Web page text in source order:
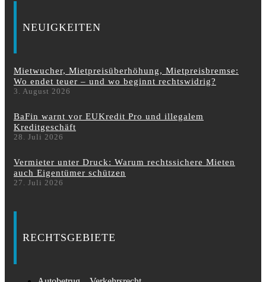
NEUIGKEITEN
Mietwucher, Mietpreisüberhöhung, Mietpreisbremse:
Wo endet teuer – und wo beginnt rechtswidrig?
3. August 2026
BaFin warnt vor EUKredit Pro und illegalem
Kreditgeschäft
28. Juli 2026
Vermieter unter Druck: Warum rechtssichere Mieten
auch Eigentümer schützen
27. Juli 2026
RECHTSGEBIETE